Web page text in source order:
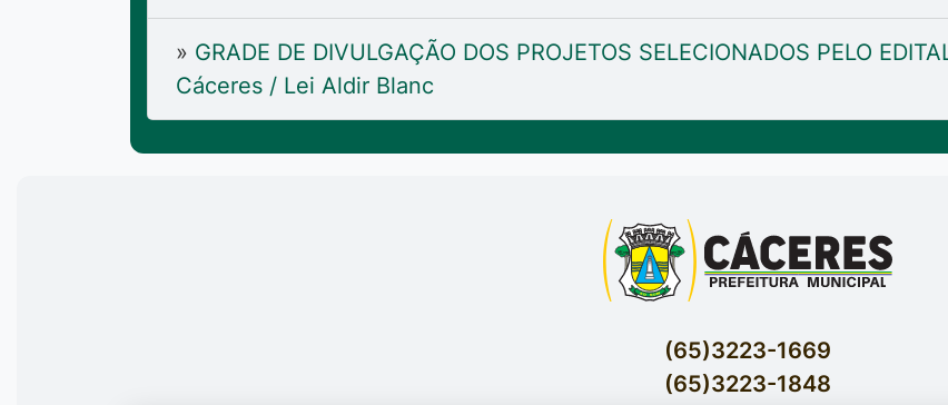
» GRADE DE DIVULGAÇÃO DOS PROJETOS SELECIONADOS PELO
Cáceres / Lei Aldir Blanc
(65)3223-1669
(65)3223-1848